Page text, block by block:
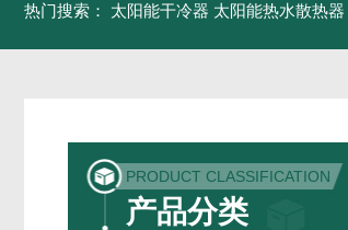
热门搜索： 太阳能干冷器 太阳能热水散热器
PRODUCT CLASSIFICATION
产品分类